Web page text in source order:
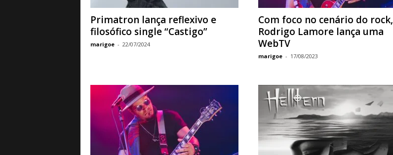
Primatron lança reflexivo e
filosófico single “Castigo”
marigoe - 22/07/2024
Com foco no cenário do rock,
Rodrigo Lamore lança uma
WebTV
marigoe - 17/08/2023